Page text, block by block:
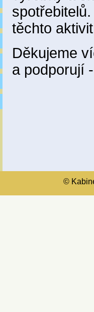
těchto
Děkujeme
a podporují
©